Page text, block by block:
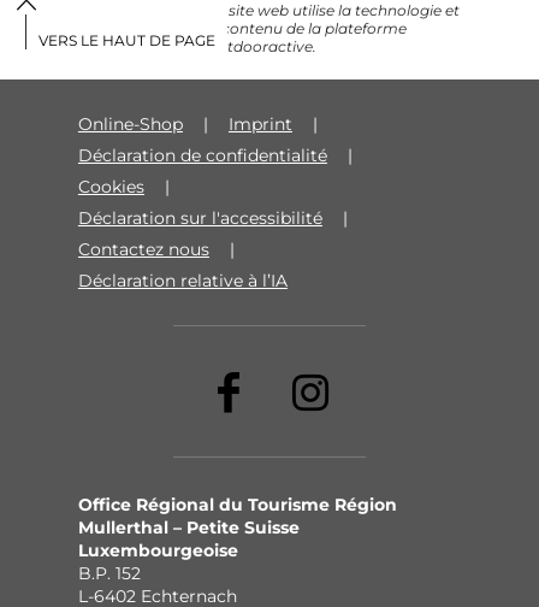
Ce site web utilise la technologie et
le contenu de la plateforme
Outdooractive.
Online-Shop
Imprint
Déclaration de confidentialité
Cookies
Déclaration sur l'accessibilité
Contactez nous
Déclaration relative à l’IA
Office Régional du Tourisme Région
Mullerthal – Petite Suisse
Luxembourgeoise
B.P. 152
L-6402 Echternach
VERS LE HAUT DE PAGE